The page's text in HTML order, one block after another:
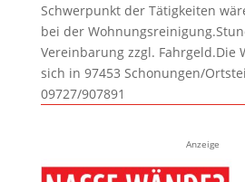
Schwerpunkt der Tätigkeiten
bei der
Vereinbarung zzgl. Fahrgeld.Die
sich in 97453 Schonungen/
09727/907891
Anzeige